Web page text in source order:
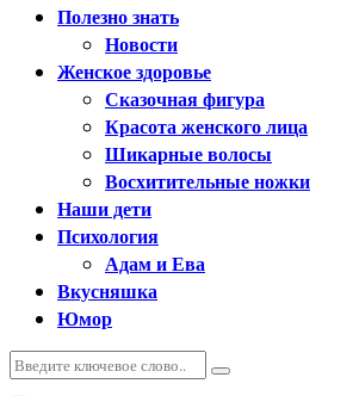
Полезно знать
Новости
Женское здоровье
Сказочная фигура
Красота женского лица
Шикарные волосы
Восхитительные ножки
Наши дети
Психология
Адам и Ева
Вкусняшка
Юмор
Искать:
Поиск